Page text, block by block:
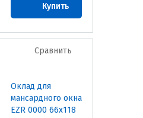
Купить
Сравнить
Оклад для
мансардного окна
EZR 0000 66х118